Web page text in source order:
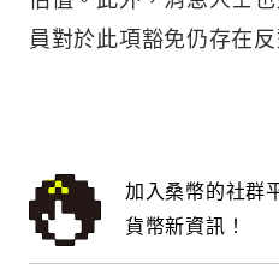
員對於此項豁免仍存在反
加入桑幣的社群
貨幣新資訊！